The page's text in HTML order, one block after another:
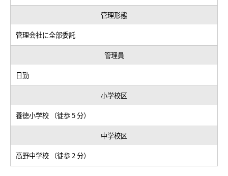
管理形態
管理会社に全部委託
管理員
日勤
小学校区
養徳小学校 （徒歩 5 分）
中学校区
高野中学校 （徒歩 2 分）